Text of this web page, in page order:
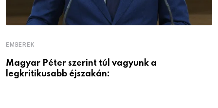
EMBEREK
Magyar Péter szerint túl vagyunk a
legkritikusabb éjszakán: